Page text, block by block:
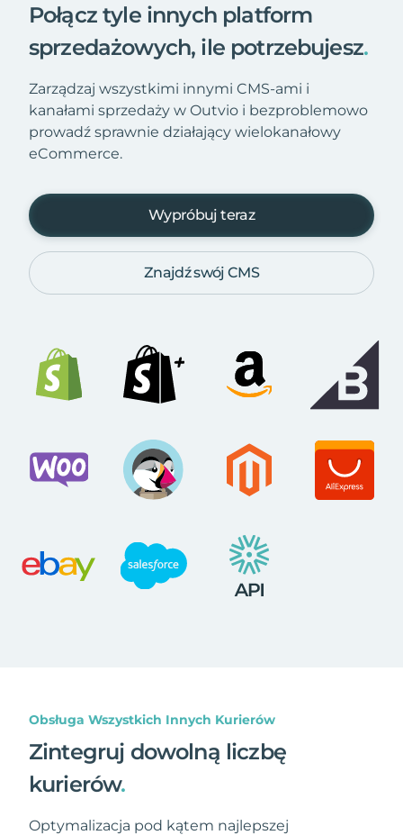
Połącz tyle innych platform
sprzedażowych, ile potrzebujesz.
Zarządzaj wszystkimi innymi CMS-ami i
kanałami sprzedaży w Outvio i bezproblemowo
prowadź sprawnie działający wielokanałowy
eCommerce.
Wypróbuj teraz
Znajdź swój CMS
Obsługa Wszystkich Innych Kurierów
Zintegruj dowolną liczbę
kurierów.
Optymalizacja pod kątem najlepszej